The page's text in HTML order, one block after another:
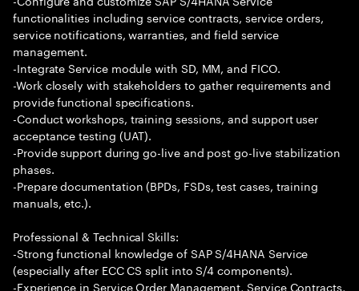
functionalities including service contracts, service orders,
service notifications, warranties, and field service
management.
-Integrate Service module with SD, MM, and FICO.
-Work closely with stakeholders to gather requirements and
provide functional specifications.
-Conduct workshops, training sessions, and support user
acceptance testing (UAT).
-Provide support during go-live and post go-live stabilization
phases.
-Prepare documentation (BPDs, FSDs, test cases, training
manuals, etc.).
Professional & Technical Skills:
-Strong functional knowledge of SAP S/4HANA Service
(especially after ECC CS split into S/4 components).
-Experience in Service Order Management, Service Contracts,